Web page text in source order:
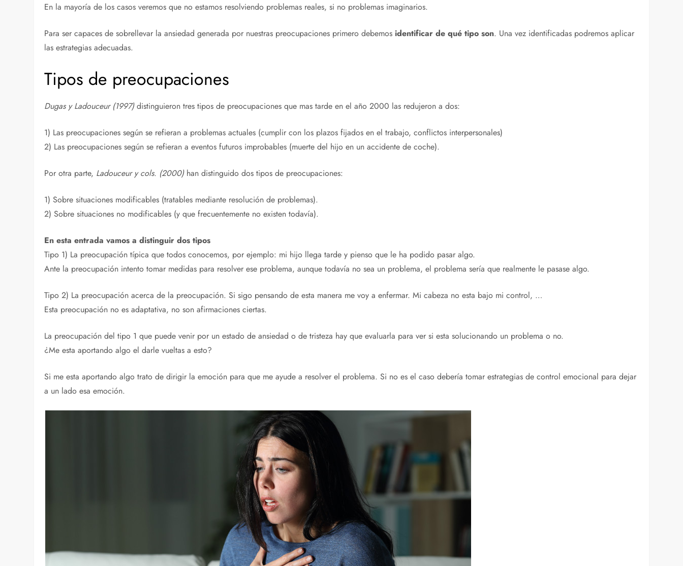
En la mayoría de los casos veremos que no estamos resolviendo problemas reales, si no problemas imaginarios.
Para ser capaces de sobrellevar la ansiedad generada por nuestras preocupaciones primero debemos identificar de qué tipo son. Una vez identificadas podremos aplicar
las estrategias adecuadas.
Tipos de preocupaciones
Dugas y Ladouceur (1997)distinguieron tres tipos de preocupaciones que mas tarde en el año 2000 las redujeron a dos:
1) Las preocupaciones según se refieran a problemas actuales (cumplir con los plazos fijados en el trabajo, conflictos interpersonales)
2) Las preocupaciones según se refieran a eventos futuros improbables (muerte del hijo en un accidente de coche).
Por otra parte, Ladouceur y cols. (2000) han distinguido dos tipos de preocupaciones:
1) Sobre situaciones modificables (tratables mediante resolución de problemas).
2) Sobre situaciones no modificables (y que frecuentemente no existen todavía).
En esta entrada vamos a distinguir dos tipos
Tipo 1) La preocupación típica que todos conocemos, por ejemplo: mi hijo llega tarde y pienso que le ha podido pasar algo.
Ante la preocupación intento tomar medidas para resolver ese problema, aunque todavía no sea un problema, el problema sería que realmente le pasase algo.
Tipo 2) La preocupación acerca de la preocupación. Si sigo pensando de esta manera me voy a enfermar. Mi cabeza no esta bajo mi control, …
Esta preocupación no es adaptativa, no son afirmaciones ciertas.
La preocupación del tipo 1 que puede venir por un estado de ansiedad o de tristeza hay que evaluarla para ver si esta solucionando un problema o no.
¿Me esta aportando algo el darle vueltas a esto?
Si me esta aportando algo trato de dirigir la emoción para que me ayude a resolver el problema. Si no es el caso debería tomar estrategias de control emocional para dejar
a un lado esa emoción.